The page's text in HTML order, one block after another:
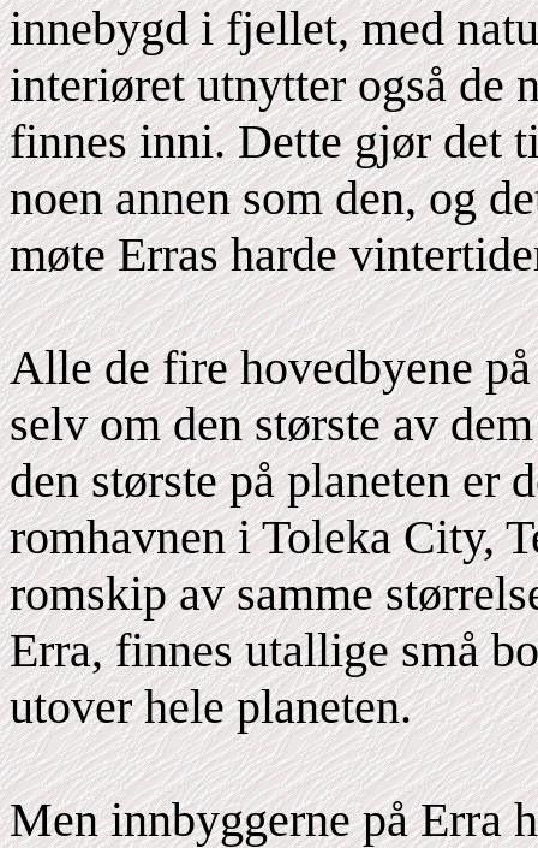
innebygd i fjellet, med
interiøret utnytter også de
finnes inni. Dette gjør det
noen annen som den, og
møte Erras harde
Alle de fire hovedbyene
selv om den største av
den største på planeten er
romhavnen i Toleka City,
romskip av samme
Erra, finnes utallige små
utover hele planeten.
Men innbyggerne på Erra